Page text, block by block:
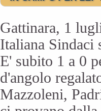
Gattinara, 1
Italiana Sindaci
E' subito 1 a 0
d'angolo
Mazzoleni,